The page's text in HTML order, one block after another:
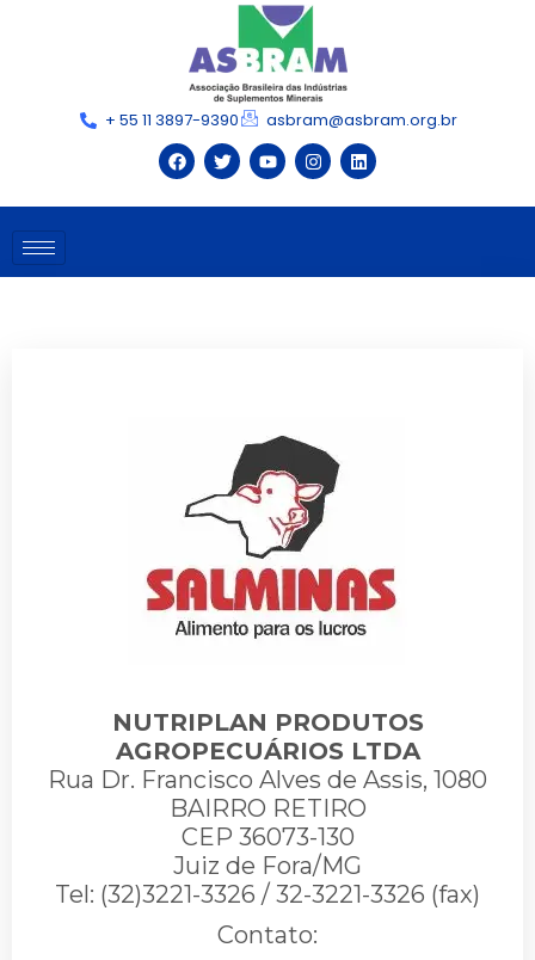
+ 55 11 3897-9390 asbram@asbram.org.br
NUTRIPLAN PRODUTOS
AGROPECUÁRIOS LTDA
Rua Dr. Francisco Alves de Assis, 1080
BAIRRO RETIRO
CEP 36073-130
Juiz de Fora/MG
Tel: (32)3221-3326 / 32-3221-3326 (fax)
Contato: